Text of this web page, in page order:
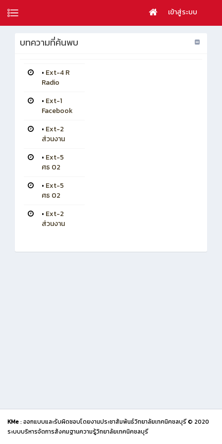
เข้าสู่ระบบ
บทความที่ค้นพบ
• Ext-4 R
Radio
• Ext-1
Facebook
• Ext-2
ส่วนงาน
• Ext-5
ศธ 02
• Ext-5
ศธ 02
• Ext-2
ส่วนงาน
KMe: ออกแบบและรับผิดชอบโดยงานประชาสัมพันธ์วิทยาลัยเทคนิคชลบุรี © 2020
ระบบบริหารจัดการสังคมฐานความรู้วิทยาลัยเทคนิคชลบุรี